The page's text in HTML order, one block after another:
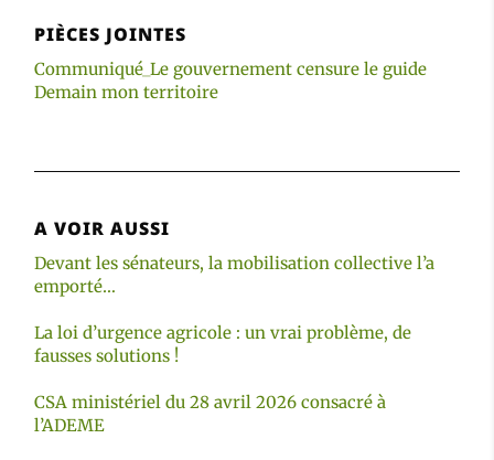
PIÈCES JOINTES
Communiqué_Le gouvernement censure le guide
Demain mon territoire
A VOIR AUSSI
Devant les sénateurs, la mobilisation collective l’a
emporté…
La loi d’urgence agricole : un vrai problème, de
fausses solutions !
CSA ministériel du 28 avril 2026 consacré à
l’ADEME